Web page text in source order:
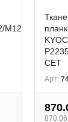
M1214/M1217
CET
Арт:
870.06